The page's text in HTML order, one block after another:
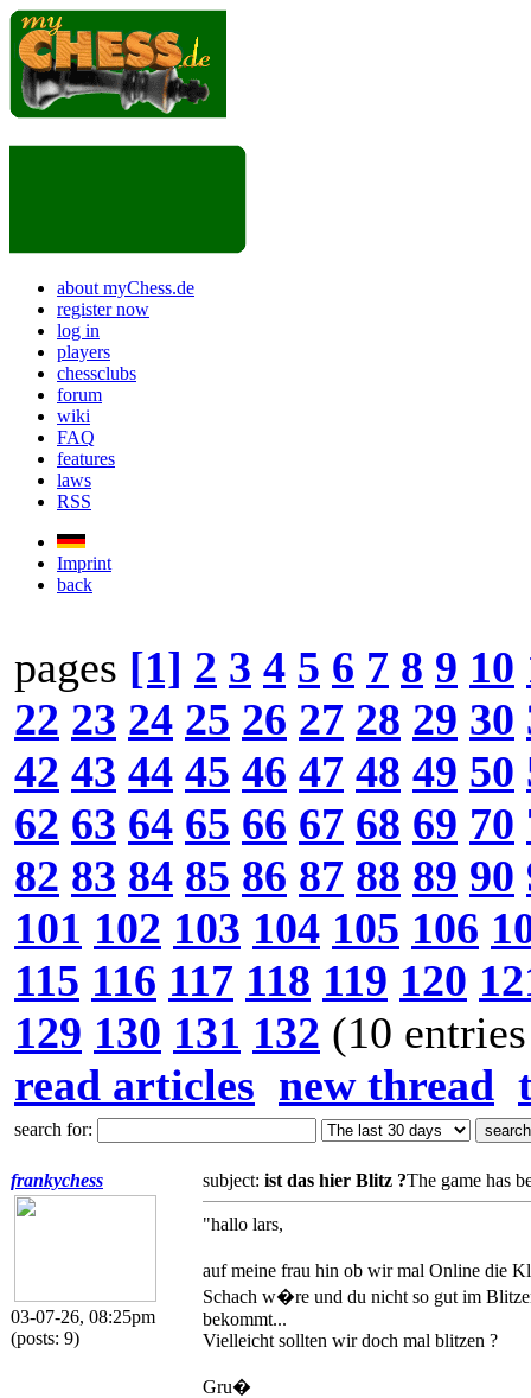
about myChess.de
register now
log in
players
chessclubs
forum
wiki
FAQ
features
laws
RSS
Imprint
back
pages [1] 2 3 4 5 6 7 8 9 10
22 23 24 25 26 27 28 29 30
42 43 44 45 46 47 48 49 50
62 63 64 65 66 67 68 69 70
82 83 84 85 86 87 88 89 90
101 102 103 104 105 106
115 116 117 118 119 120
129 130 131 132 (10
read articles new thread
search for:
frankychess
03-07-26, 08:25pm
(posts: 9)
subject: ist das hier Blitz ?The game has
"hallo lars,
auf meine frau hin ob wir mal Online die
Schach w�re und du nicht so gut im
bekommt...
Vielleicht sollten wir doch mal blitzen ?
Gru�